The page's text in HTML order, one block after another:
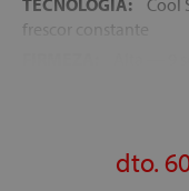
TECNOLOGÍA:
Cool
frescor constante
4 asas
LECHOS
dto.